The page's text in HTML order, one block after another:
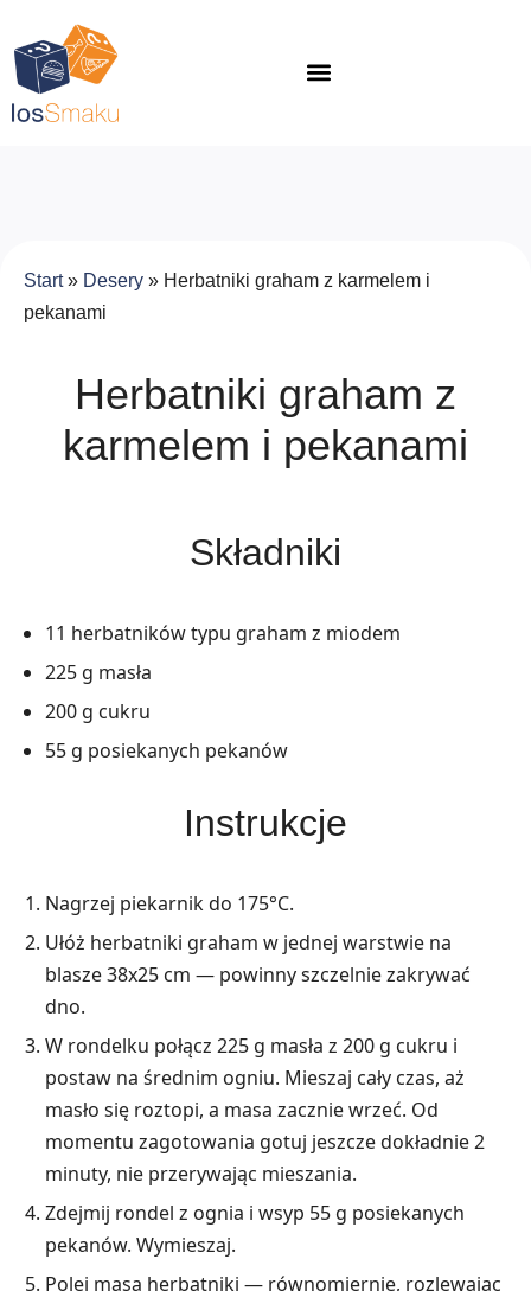
Start» Desery » Herbatniki graham z karmelem i
pekanami
Herbatniki graham z
karmelem i pekanami
Składniki
11 herbatników typu graham z miodem
225 g masła
200 g cukru
55 g posiekanych pekanów
Instrukcje
Nagrzej piekarnik do 175°C.
Ułóż herbatniki graham w jednej warstwie na
blasze 38x25 cm — powinny szczelnie zakrywać
dno.
W rondelku połącz 225 g masła z 200 g cukru i
postaw na średnim ogniu. Mieszaj cały czas, aż
masło się roztopi, a masa zacznie wrzeć. Od
momentu zagotowania gotuj jeszcze dokładnie 2
minuty, nie przerywając mieszania.
Zdejmij rondel z ognia i wsyp 55 g posiekanych
pekanów. Wymieszaj.
Polej masą herbatniki — równomiernie, rozlewając